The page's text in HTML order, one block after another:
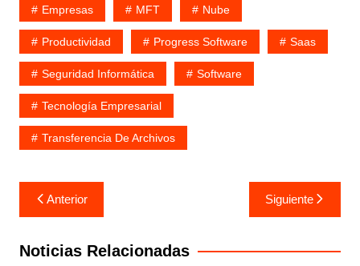
Empresas MFT Nube
Productividad Progress Software Saas
Seguridad Informática Software
Tecnología Empresarial
Transferencia De Archivos
Navegación
de
entradas
Anterior Siguiente
Noticias Relacionadas